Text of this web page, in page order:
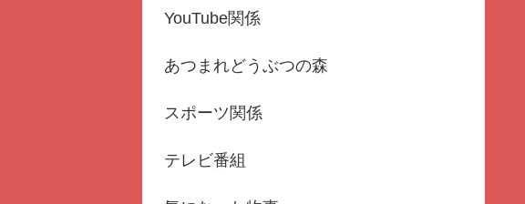
YouTube関係
あつまれどうぶつの森
スポーツ関係
テレビ番組